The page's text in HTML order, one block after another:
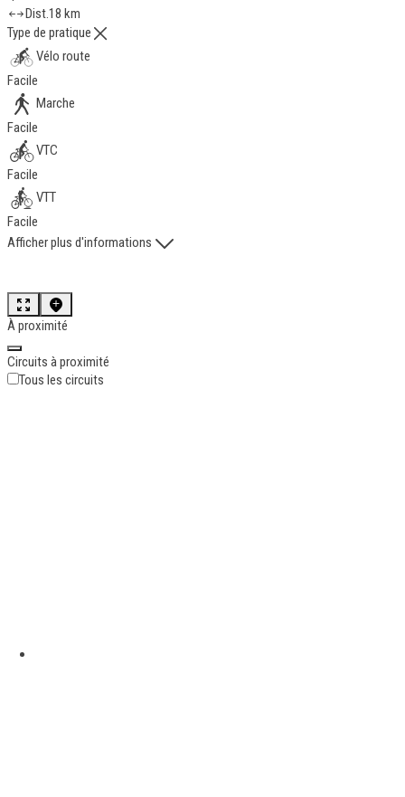
Dist.18 km
Type de pratique
Vélo route
Facile
Marche
Facile
VTC
Facile
VTT
Facile
Afficher plus d'informations
À proximité
Circuits à proximité
Tous les circuits